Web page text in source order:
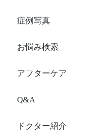
症例写真
お悩み検索
アフターケア
Q&A
ドクター紹介